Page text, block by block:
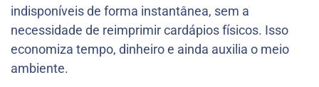
indisponíveis de forma instantânea, sem a
necessidade de reimprimir cardápios físicos. Isso
economiza tempo, dinheiro e ainda auxilia o meio
ambiente.